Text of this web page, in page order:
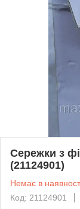
Сережки з
(21124901)
Немає в
Код: 21124901